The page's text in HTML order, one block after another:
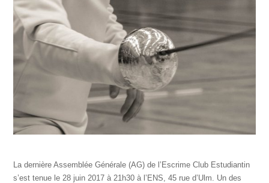
La dernière Assemblée Générale (AG) de l’Escrime Club Estudiantin
s’est tenue le 28 juin 2017 à 21h30 à l’ENS, 45 rue d’Ulm. Un des